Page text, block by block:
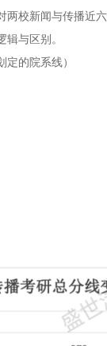
校新闻与传播近
与区别。
定的院系线）